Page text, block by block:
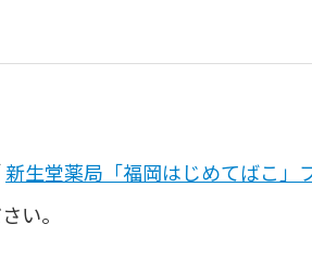
新生堂薬局「福岡はじめてばこ」
い。